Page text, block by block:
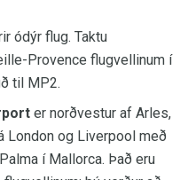
ódýr flug. Taktu
Provence flugvellinum í
til MP2.
er norðvestur af Arles,
London og Liverpool með
í Mallorca. Það eru